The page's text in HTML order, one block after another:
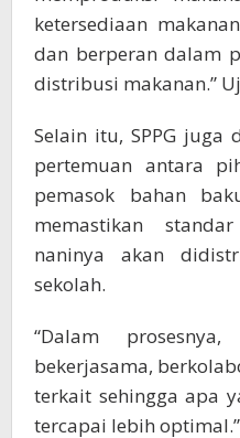
ketersediaan
dan berperan dalam
distribusi makanan.”
Selain itu, SPPG juga
pertemuan antara
pemasok bahan
memastikan
naninya akan
sekolah.
“Dalam
bekerjasama,
terkait sehingga apa
tercapai lebih